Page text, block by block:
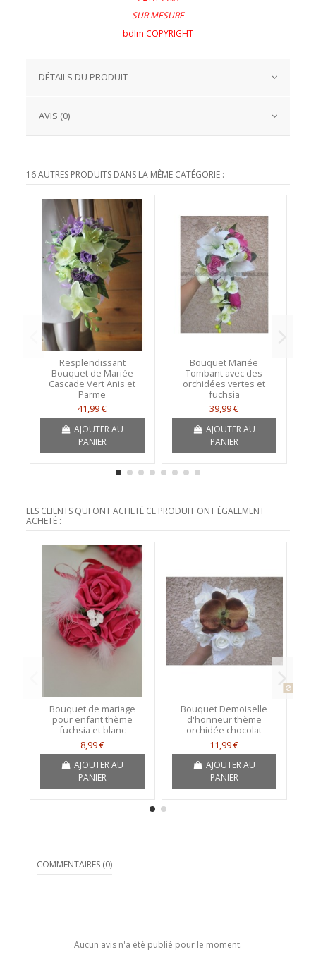
SUR MESURE
bdlm COPYRIGHT
DÉTAILS DU PRODUIT
AVIS (0)
16 AUTRES PRODUITS DANS LA MÊME CATÉGORIE :
Resplendissant
Bouquet de Mariée
Cascade Vert Anis et
Parme
41,99 €
AJOUTER AU
PANIER
Bouquet Mariée
Tombant avec des
orchidées vertes et
fuchsia
39,99 €
AJOUTER AU
PANIER
LES CLIENTS QUI ONT ACHETÉ CE PRODUIT ONT ÉGALEMENT
ACHETÉ :
Bouquet de mariage
pour enfant thème
fuchsia et blanc
8,99 €
AJOUTER AU
PANIER
Bouquet Demoiselle
d'honneur thème
orchidée chocolat
11,99 €
AJOUTER AU
PANIER
COMMENTAIRES (0)
Aucun avis n'a été publié pour le moment.